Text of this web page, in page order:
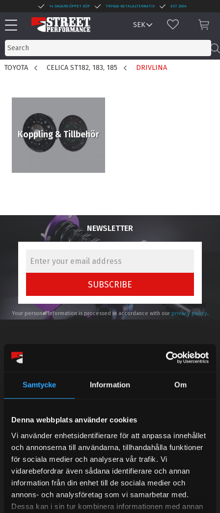
Samtycke Information Om
Denna webbplats använder cookies
Vi använder enhetsidentifierare för att anpassa innehållet
och annonserna till användarna, tillhandahålla funktioner
för sociala medier och analysera vår trafik. Vi
vidarebefordrar även sådana identifierare och annan
information från din enhet till de sociala medier och
annons- och analysföretag som vi samarbetar med.
Dessa kan i sin tur kombinera informationen med annan
Menu
14 DAGARS ÖPPET KÖP TRYGGA BETALALTERNATIV EST 2004
FAVORITES
TOYOTA CELICA ST182, 183, 185 DRIVLINA
Koppling & Tillbehör
NEWSLETTER
SUBSCRIBE
Your personal information is processed in accordance with our privacy policy.
Lunchstängt 12:00-13:00
Tel: 031- 51 66 60
E-post: info@streetperformance.se